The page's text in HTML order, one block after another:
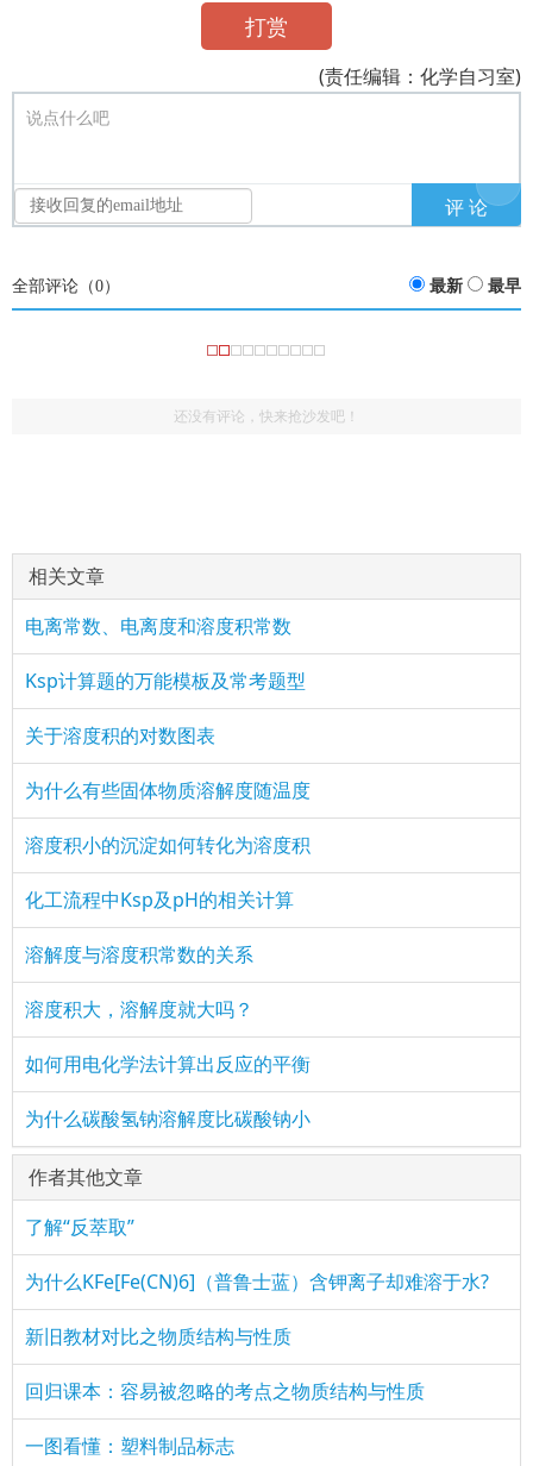
打赏
(责任编辑：化学自习室)
说点什么吧
全部评论（0） 最新 最早
还没有评论，快来抢沙发吧！
相关文章
电离常数、电离度和溶度积常数
Ksp计算题的万能模板及常考题型
关于溶度积的对数图表
为什么有些固体物质溶解度随温度
溶度积小的沉淀如何转化为溶度积
化工流程中Ksp及pH的相关计算
溶解度与溶度积常数的关系
溶度积大，溶解度就大吗？
如何用电化学法计算出反应的平衡
为什么碳酸氢钠溶解度比碳酸钠小
作者其他文章
了解“反萃取”
为什么KFe[Fe(CN)6]（普鲁士蓝）含钾离子却难溶于水?
新旧教材对比之物质结构与性质
回归课本：容易被忽略的考点之物质结构与性质
一图看懂：塑料制品标志